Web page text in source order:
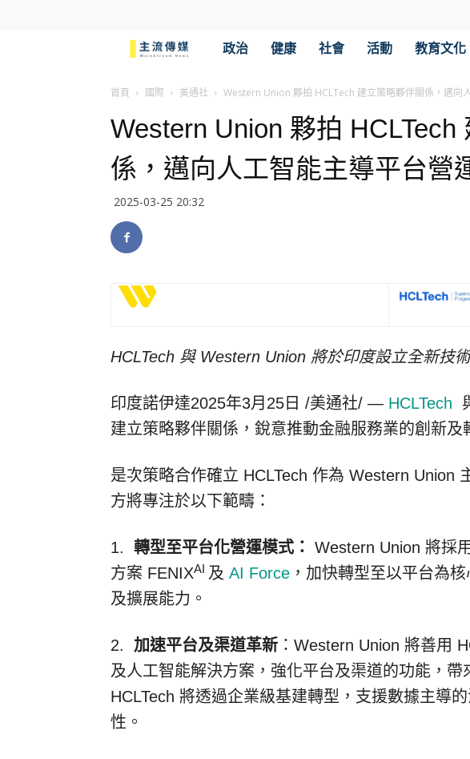
傳
媒
政治 健康 社會 活動 教育文化
首頁 國際 美通社 Western Union 夥拍 HCLTech 建立策略夥伴關係，邁向
Western Union 夥拍 HCLTech
係，邁向人工智能主導平台營
2025-03-25 20:32
HCLTech 與 Western Union 將於印度設立全新技
印度諾伊達2025年3月25日 /美通社/ — HCLTech
建立策略夥伴關係，銳意推動金融服務業的創新及
是次策略合作確立 HCLTech 作為 Western Union
方將專注於以下範疇：
1. 轉型至平台化營運模式： Western Union 將採
方案 FENIXAI 及 AI Force ，加快轉型至以平台為
及擴展能力。
2. 加速平台及渠道革新 ：Western Union 將善用
及人工智能解決方案，強化平台及渠道的功能，帶
HCLTech 將透過企業級基建轉型，支援數據主導
性。